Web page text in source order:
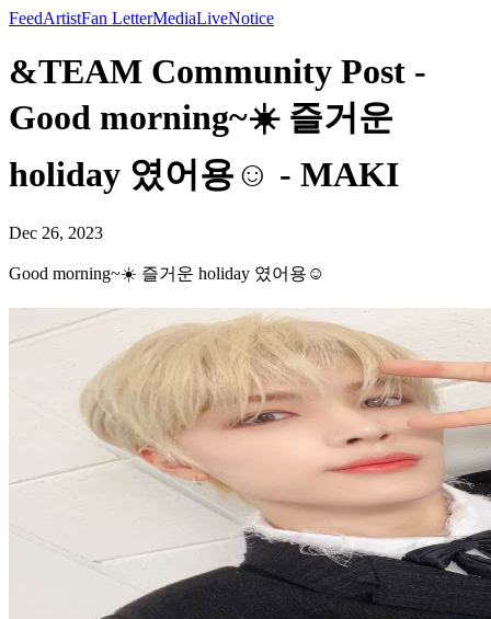
FeedArtistFan LetterMediaLiveNotice
&TEAM Community Post -
Good morning~☀️ 즐거운
holiday 였어용☺️ - MAKI
Dec 26, 2023
Good morning~☀️ 즐거운 holiday 였어용☺️